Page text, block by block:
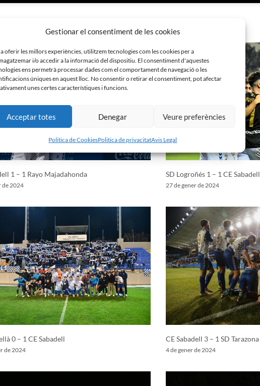
Gestionar el consentiment de les cookies
oferir les millors experiències, utilitzem tecnologies com les cookies per a
i/o accedir a la informació del dispositiu. El consentiment d'aquestes
ens permetrà processar dades com el comportament de navegació o les
úniques en aquest lloc. No consentir o retirar el consentiment, pot afectar
unes certes característiques i funcions.
Acceptar totes Denegar Veure preferències
Politica de CookiesPolitica de privacitatAvis Legal
1 – 1 Rayo Majadahonda
de 2024
SD Logroñés 1 – 1 CE Sabadell
27 de gener de 2024
0 – 1 CE Sabadell
de 2024
CE Sabadell 3 – 1 SD Tarazona
4 de gener de 2024